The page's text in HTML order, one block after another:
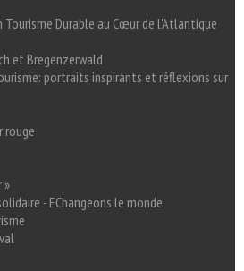
Durable au Cœur de l'Atlantique
et Bregenzerwald
portraits inspirants et réflexions sur
rouge
»
- EChangeons le monde